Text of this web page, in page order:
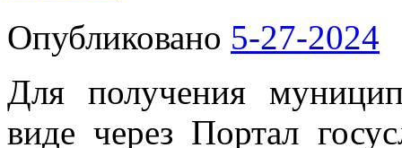
Опубликовано 5-27-2024
Для получения
виде через Портал